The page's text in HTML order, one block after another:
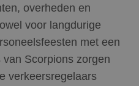
overheden en
voor langdurige
met een
van Scorpions zorgen
verkeersregelaars